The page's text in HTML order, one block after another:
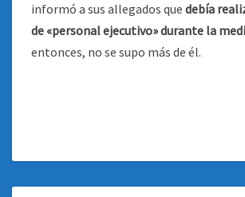
informó a sus allegados que debía
de «personal ejecutivo» durante la
entonces, no se supo más de él.